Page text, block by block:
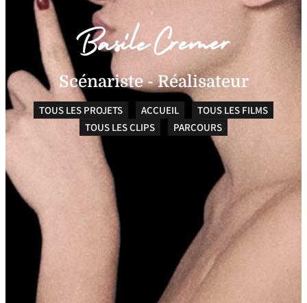
Scénariste - Réalisateur
TOUS LES PROJETS ACCUEIL
TOUS LES FILMS
TOUS LES CLIPS
PARCOURS